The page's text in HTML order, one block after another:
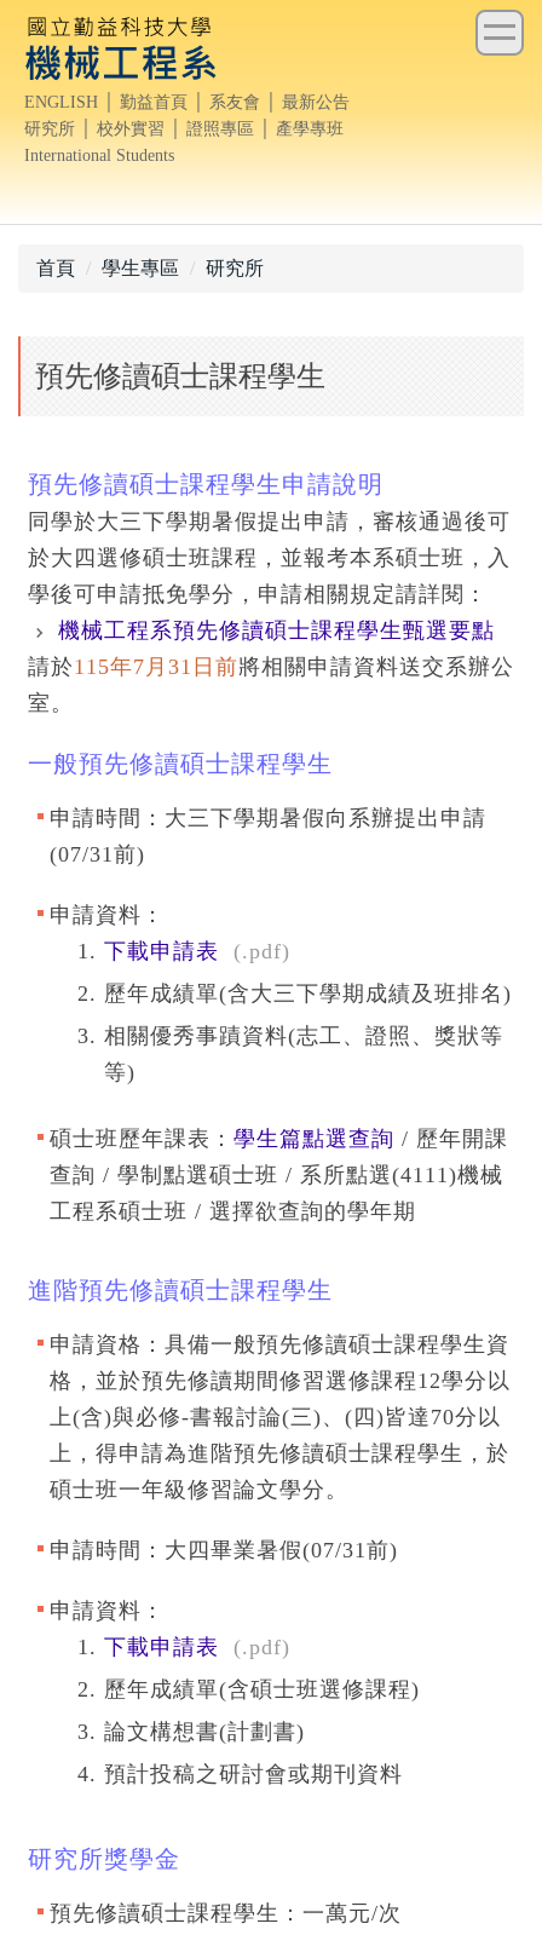
跳
到
主
要
內
容
ENGLISH 勤益首頁 系友會
最新公告
研究所
校外實習 證照專區
產學專班
International Students
首頁 學生專區 研究所
預先修讀碩士課程學生
預先修讀碩士課程學生申請說明
同學於大三下學期暑假提出申請，審核通過後可
於大四選修碩士班課程，並報考本系碩士班，入
學後可申請抵免學分，申請相關規定請詳閱：
機械工程系預先修讀碩士課程學生甄選要點
請於115年7月31日前將相關申請資料送交系辦公
室。
一般預先修讀碩士課程學生
申請時間：大三下學期暑假向系辦提出申請
(07/31前)
申請資料：
下載申請表
(.pdf)
歷年成績單(含大三下學期成績及班排名)
相關優秀事蹟資料(志工、證照、獎狀等
等)
碩士班歷年課表： 學生篇點選查詢 / 歷年開課
查詢 / 學制點選碩士班 / 系所點選(4111)機械
工程系碩士班 / 選擇欲查詢的學年期
進階預先修讀碩士課程學生
申請資格：具備一般預先修讀碩士課程學生資
格，並於預先修讀期間修習選修課程12學分以
上(含)與必修-書報討論(三)、(四)皆達70分以
上，得申請為進階預先修讀碩士課程學生，於
碩士班一年級修習論文學分。
申請時間：大四畢業暑假(07/31前)
申請資料：
下載申請表
(.pdf)
歷年成績單(含碩士班選修課程)
論文構想書(計劃書)
預計投稿之研討會或期刊資料
研究所獎學金
預先修讀碩士課程學生：一萬元/次